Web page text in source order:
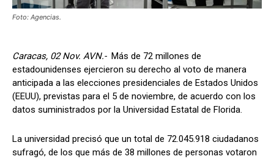
Foto: Agencias.
Caracas, 02 Nov. AVN.- Más de 72 millones de
estadounidenses ejercieron su derecho al voto de manera
anticipada a las elecciones presidenciales de Estados Unidos
(EEUU), previstas para el 5 de noviembre, de acuerdo con los
datos suministrados por la Universidad Estatal de Florida.
La universidad precisó que un total de 72.045.918 ciudadanos
sufragó, de los que más de 38 millones de personas votaron